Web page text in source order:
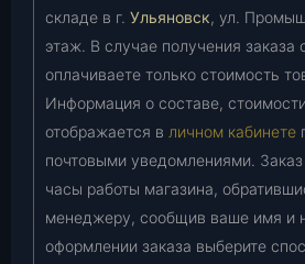
складе в г. Ульяновск, ул.
этаж. В случае получения
оплачиваете только стоимость
Информация о составе,
отображается в личном кабинете
почтовыми уведомлениями.
часы работы магазина,
менеджеру, сообщив ваше имя и
оформлении заказа выберите